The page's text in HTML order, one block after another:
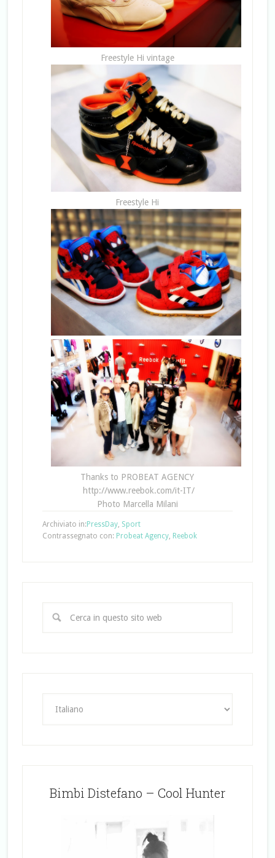
Freestyle Hi vintage
Freestyle Hi
Thanks to PROBEAT AGENCY
http://www.reebok.com/it-IT/
Photo Marcella Milani
Archiviato in:PressDay, Sport
Contrassegnato con: Probeat Agency, Reebok
Bimbi Distefano – Cool Hunter